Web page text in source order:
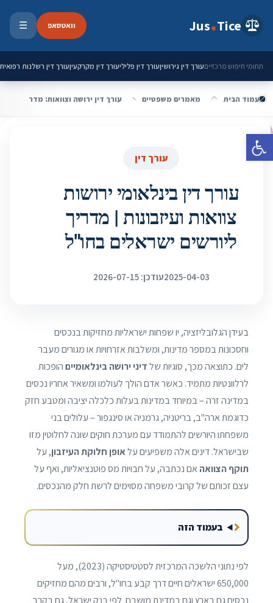
פתח סרגל נגישות
Jus Tice וואטסאפ ☰
תחומי חיפוש מרכזייםעורך דין גירושיןעורך דין פליליעורך דין מקרקעיןעורך דין רשלנות רפואית
עמוד הבית מאמרים משפטיים עורך דין ירושה וצוואות: מדריך מלא,
עורך דין
עורך דין בינלאומי ירושות
צוואות ועיזבונות | מדריך
ליורשים ישראלים בחו"ל
2025-04-03עודכן: 2026-07-15
בעידן הגלובליזציה, יו שפחות ישראליות מחזיקות בנכסים
וחסכונות במספר מדינות, ומשלבות אזרחויות או מגורים מעבר
לים. כתוצאה מכך, סוגיות שלדיני ירושה בינלאומייםהופכות
לרלוונטיות מתמיד. כאשר אדם הולך לעולמו ומשאיר אחריו נכסים
במדינה זרה – במיוחד במדינות בעלות כלכלה יציבה ומטבע חזק
כדוגמת ארה"ב, בריטניה, גרמניה או סינגפור – עלולים בני
משפחתו היורשים להתמודד עם מערכת חוקים שונה לחלוטין מזו
שבישראל. דינים אלה משפיעים עלאופן חלוקת העיזבון, על
תוקף הצוואה אם נכתבה, על חבויות מס פוטנציאליות, ואף על
עצם זכותם של קרובי משפחה מסוימים לרשת חלק מהנכסים.
בעמוד הזה
לפי נתוני הלשכה המרכזית לסטטיסטיקה (2023), מעל
650,000 ישראלים חיים דרך קבע בחו"ל, ורבים מהם מחזיקים
נכסים גם בארץ וגם במדינת מושבם. לפי בנק ישראל, גם בקרב